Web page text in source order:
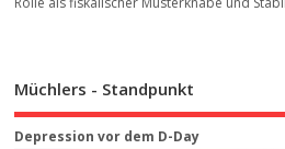
Müchlers - Standpunkt
Depression vor dem D-Day